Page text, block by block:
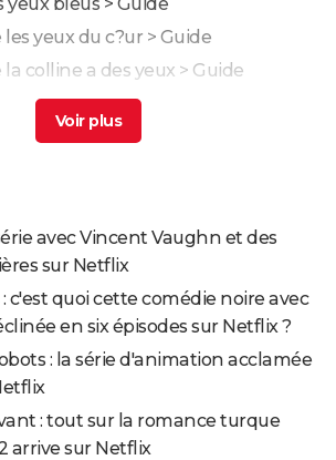
yeux du c?ur > Guide
colline a des yeux > Guide
Bridgerton : intrigue, casting,
infos sur la série romantique de
a été tournée au Bataclan, cela
avec Vincent Vaughn et des
sur Netflix
c'est quoi cette comédie noire avec
en six épisodes sur Netflix ?
: la série d'animation acclamée
: tout sur la romance turque
arrive sur Netflix